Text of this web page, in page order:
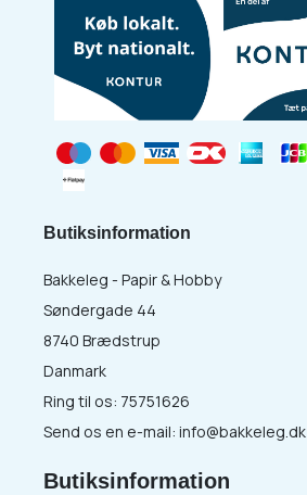
Butiksinformation
Bakkeleg - Papir & Hobby
Søndergade 44
8740 Brædstrup
Danmark
Ring til os: 75751626
Send os en e-mail: info@bakkeleg.dk
Butiksinformation